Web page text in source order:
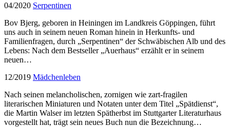
04/2020 Serpentinen
Bov Bjerg, geboren in Heiningen im Landkreis Göppingen, führt
uns auch in seinem neuen Roman hinein in Herkunfts- und
Familienfragen, durch „Serpentinen“ der Schwäbischen Alb und des
Lebens: Nach dem Bestseller „Auerhaus“ erzählt er in seinem
neuen…
12/2019 Mädchenleben
Nach seinen melancholischen, zornigen wie zart-fragilen
literarischen Miniaturen und Notaten unter dem Titel „Spätdienst“,
die Martin Walser im letzten Spätherbst im Stuttgarter Literaturhaus
vorgestellt hat, trägt sein neues Buch nun die Bezeichnung…